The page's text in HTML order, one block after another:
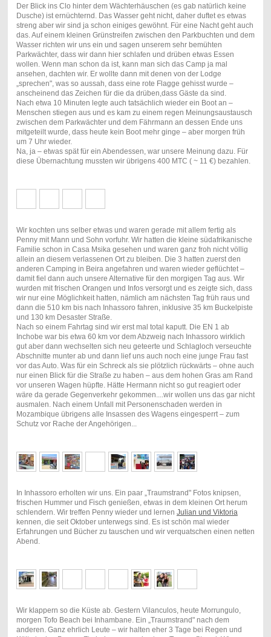
Der Blick ins Clo hinter dem Wächterhäuschen (es gab natürlich keine
Dusche) ist ernüchternd. Das Wasser geht nicht, daher duftet es etwas
streng aber wir sind ja schon einiges gewöhnt. Für eine Nacht geht auch
das. Auf einem kleinen Grünstreifen zwischen den Parkbuchten und dem
Wasser richten wir uns ein und sagen unserem sehr bemühten
Parkwächter, dass wir dann hier schlafen und drüben etwas Essen
wollen. Wenn man schon da ist, kann man sich das Camp ja mal
ansehen, dachten wir. Er wollte dann mit denen von der Lodge
„sprechen", was so aussah, dass eine rote Flagge gehisst wurde –
anscheinend das Zeichen für die da drüben,dass Gäste da sind.
Nach etwa 10 Minuten legte auch tatsächlich wieder ein Boot an –
Menschen stiegen aus und es kam zu einem regen Meinungsaustausch
zwischen dem Parkwächter und dem Fährmann an dessen Ende uns
mitgeteilt wurde, dass heute kein Boot mehr ginge – aber morgen früh
um 7 Uhr wieder.
Na, ja – etwas spät für ein Abendessen, war unsere Meinung dazu. Für
diese Übernachtung mussten wir übrigens 400 MTC ( ~ 11 €) bezahlen.
Wir kochten uns selber etwas und waren gerade mit allem fertig als
Penny mit Mann und Sohn vorfuhr. Wir hatten die kleine südafrikanische
Familie schon in Casa Msika gesehen und waren ganz froh nicht völlig
allein an diesem verlassenen Ort zu bleiben. Die 3 hatten zuerst den
anderen Camping in Beira angefahren und waren wieder geflüchtet –
damit fiel dann auch unsere Alternative für den morgigen Tag aus. Wir
wurden mit frischen Orangen und Infos versorgt und es zeigte sich, dass
wir nur eine Möglichkeit hatten, nämlich am nächsten Tag früh raus und
dann die 510 km bis nach Inhassoro fahren, inklusive 35 km Buckelpiste
und 130 km Desaster Straße.
Nach so einem Fahrtag sind wir erst mal total kaputt. Die EN 1 ab
Inchobe war bis etwa 60 km vor dem Abzweig nach Inhassoro wirklich
gut aber dann wechselten sich neu geteerte und Schlagloch verseuchte
Abschnitte munter ab und dann lief uns auch noch eine junge Frau fast
vor das Auto. Was für ein Schreck als sie plötzlich rückwärts – ohne auch
nur einen Blick für die Straße zu haben – aus dem hohen Gras am Rand
vor unseren Wagen hüpfte. Hätte Hermann nicht so gut reagiert oder
wäre da gerade Gegenverkehr gekommen....wir wollen uns das gar nicht
ausmalen. Nach einem Unfall mit Personenschaden werden in
Mozambique übrigens alle Insassen des Wagens eingesperrt – zum
Schutz vor Rache der Angehörigen...
In Inhassoro erholten wir uns. Ein paar „Traumstrand" Fotos knipsen,
frischen Hummer und Fisch genießen, etwas in dem kleinen Ort herum
schlendern. Wir treffen Penny wieder und lernen Julian und Viktoria
kennen, die seit Oktober unterwegs sind. Es ist schön mal wieder
Erfahrungen und Bücher zu tauschen und wir verquatschen einen netten
Abend.
Wir klappern so die Küste ab. Gestern Vilanculos, heute Morrungulo,
morgen Tofo Beach bei Inhambane. Ein „Traumstrand" nach dem
anderen. Ganz ehrlich Leute – wir halten eher 3 Tage bei Regen und